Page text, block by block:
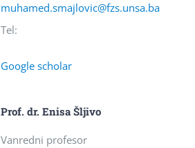
muhamed.smajlovic@fzs.unsa.ba
Tel:
Google scholar
Prof. dr. Enisa Šljivo
Vanredni profesor